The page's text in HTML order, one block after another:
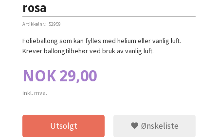
rosa
Artikkelnr.: 52959
Folieballong som kan fylles med helium eller vanlig luft.
Krever ballongtilbehør ved bruk av vanlig luft.
Pris
NOK 29,00
inkl. mva.
Utsolgt Ønskeliste